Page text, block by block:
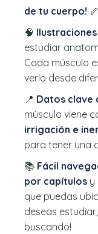
de tu cuerpo! 🦴
🧠
estudiar
Cada músculo
verlo desde
📍 Datos clave
músculo viene
irrigación e
para tener una
📚 Fácil
por capítulos y
que puedas
deseas
buscando!